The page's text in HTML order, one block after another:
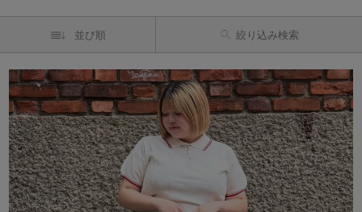
ビッグシルエット Tシャツ デニム ワンピース シャツコーデ
並び順 絞り込み検索